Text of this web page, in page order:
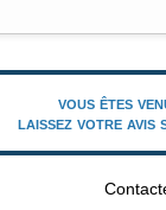
vous êtes
laissez votre